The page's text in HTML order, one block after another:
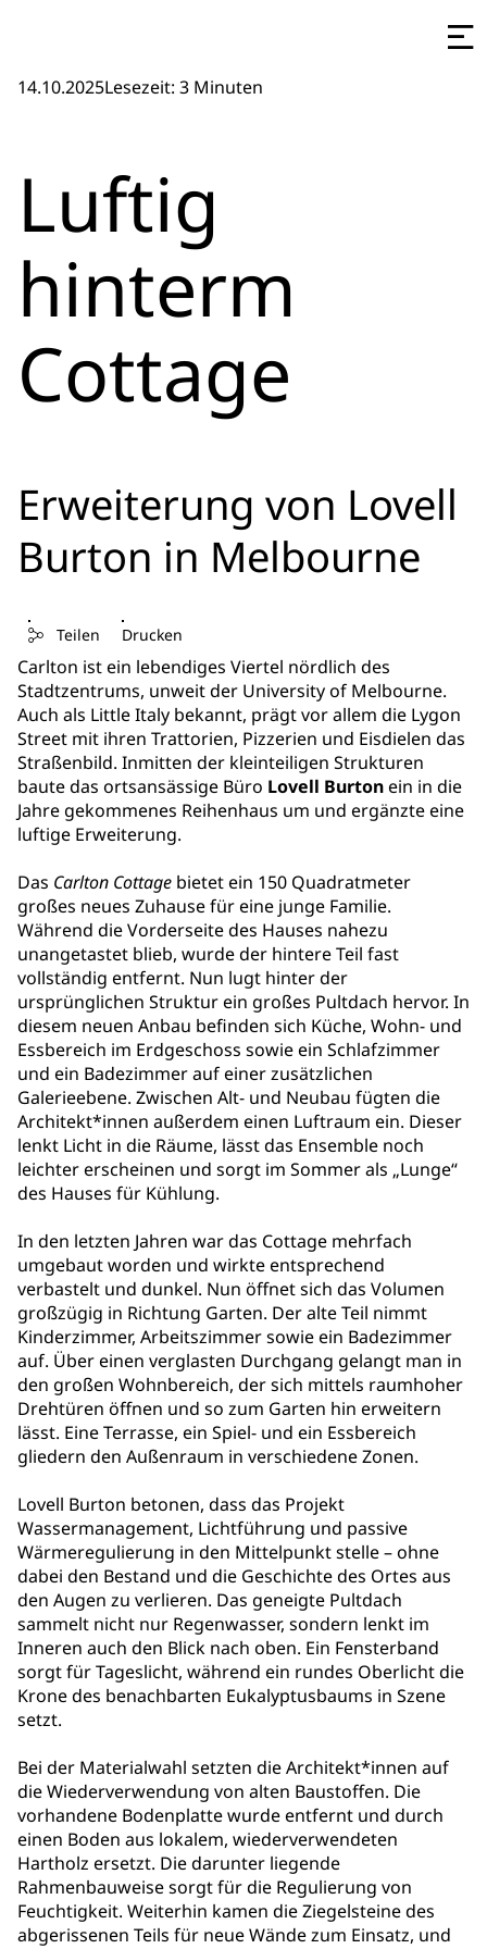
14.10.2025Lesezeit: 3 Minuten
Luftig
hinterm
Cottage
Erweiterung von Lovell
Burton in Melbourne
Teilen Drucken
Carlton ist ein lebendiges Viertel nördlich des
Stadtzentrums, unweit der University of Melbourne.
Auch als Little Italy bekannt, prägt vor allem die Lygon
Street mit ihren Trattorien, Pizzerien und Eisdielen das
Straßenbild. Inmitten der kleinteiligen Strukturen
baute das ortsansässige Büro Lovell Burtonein in die
Jahre gekommenes Reihenhaus um und ergänzte eine
luftige Erweiterung.
Das Carlton Cottage bietet ein 150 Quadratmeter
großes neues Zuhause für eine junge Familie.
Während die Vorderseite des Hauses nahezu
unangetastet blieb, wurde der hintere Teil fast
vollständig entfernt. Nun lugt hinter der
ursprünglichen Struktur ein großes Pultdach hervor. In
diesem neuen Anbau befinden sich Küche, Wohn- und
Essbereich im Erdgeschoss sowie ein Schlafzimmer
und ein Badezimmer auf einer zusätzlichen
Galerieebene. Zwischen Alt- und Neubau fügten die
Architekt*innen außerdem einen Luftraum ein. Dieser
lenkt Licht in die Räume, lässt das Ensemble noch
leichter erscheinen und sorgt im Sommer als „Lunge“
des Hauses für Kühlung.
In den letzten Jahren war das Cottage mehrfach
umgebaut worden und wirkte entsprechend
verbastelt und dunkel. Nun öffnet sich das Volumen
großzügig in Richtung Garten. Der alte Teil nimmt
Kinderzimmer, Arbeitszimmer sowie ein Badezimmer
auf. Über einen verglasten Durchgang gelangt man in
den großen Wohnbereich, der sich mittels raumhoher
Drehtüren öffnen und so zum Garten hin erweitern
lässt. Eine Terrasse, ein Spiel- und ein Essbereich
gliedern den Außenraum in verschiedene Zonen.
Lovell Burton betonen, dass das Projekt
Wassermanagement, Lichtführung und passive
Wärmeregulierung in den Mittelpunkt stelle – ohne
dabei den Bestand und die Geschichte des Ortes aus
den Augen zu verlieren. Das geneigte Pultdach
sammelt nicht nur Regenwasser, sondern lenkt im
Inneren auch den Blick nach oben. Ein Fensterband
sorgt für Tageslicht, während ein rundes Oberlicht die
Krone des benachbarten Eukalyptusbaums in Szene
setzt.
Bei der Materialwahl setzten die Architekt*innen auf
die Wiederverwendung von alten Baustoffen. Die
vorhandene Bodenplatte wurde entfernt und durch
einen Boden aus lokalem, wiederverwendeten
Hartholz ersetzt. Die darunter liegende
Rahmenbauweise sorgt für die Regulierung von
Feuchtigkeit. Weiterhin kamen die Ziegelsteine des
abgerissenen Teils für neue Wände zum Einsatz, und